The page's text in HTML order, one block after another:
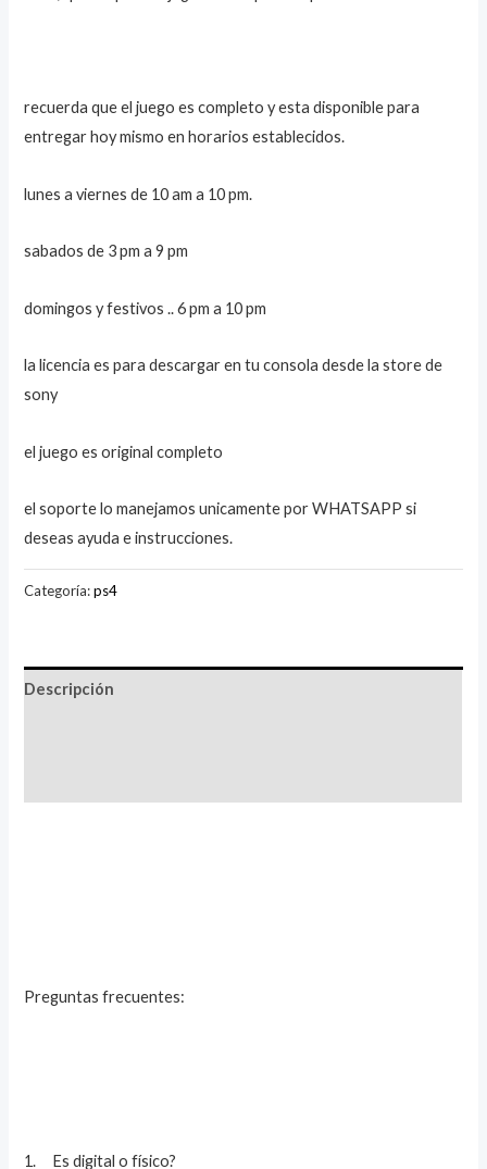
recuerda que el juego es completo y esta disponible para
entregar hoy mismo en horarios establecidos.
lunes a viernes de 10 am a 10 pm.
sabados de 3 pm a 9 pm
domingos y festivos .. 6 pm a 10 pm
la licencia es para descargar en tu consola desde la store de
sony
el juego es original completo
el soporte lo manejamos unicamente por WHATSAPP si
deseas ayuda e instrucciones.
Categoría:ps4
Descripción
Preguntas frecuentes:
1. Es digital o físico?